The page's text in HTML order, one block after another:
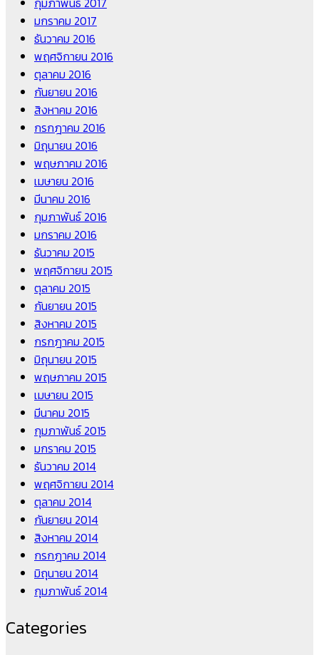
มกราคม 2017
ธันวาคม 2016
พฤศจิกายน 2016
ตุลาคม 2016
กันยายน 2016
สิงหาคม 2016
กรกฎาคม 2016
มิถุนายน 2016
พฤษภาคม 2016
เมษายน 2016
มีนาคม 2016
กุมภาพันธ์ 2016
มกราคม 2016
ธันวาคม 2015
พฤศจิกายน 2015
ตุลาคม 2015
กันยายน 2015
สิงหาคม 2015
กรกฎาคม 2015
มิถุนายน 2015
พฤษภาคม 2015
เมษายน 2015
มีนาคม 2015
กุมภาพันธ์ 2015
มกราคม 2015
ธันวาคม 2014
พฤศจิกายน 2014
ตุลาคม 2014
กันยายน 2014
สิงหาคม 2014
กรกฎาคม 2014
มิถุนายน 2014
กุมภาพันธ์ 2014
Categories